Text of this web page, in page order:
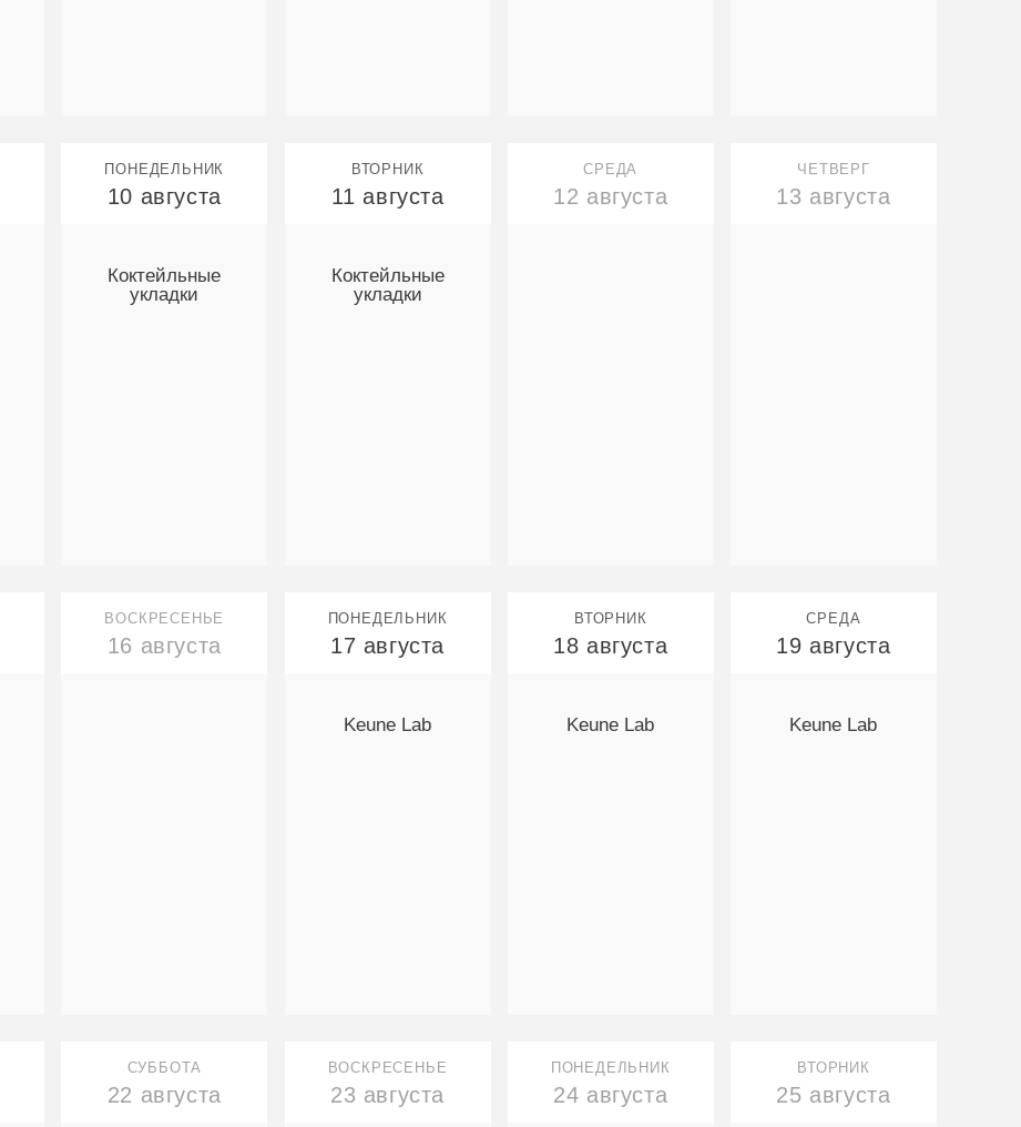
ПОНЕДЕЛЬНИК
10 августа
Коктейльные
укладки
ВТОРНИК
11 августа
Коктейльные
укладки
СРЕДА
12 августа
ЧЕТВЕРГ
13 августа
ВОСКРЕСЕНЬЕ
16 августа
ПОНЕДЕЛЬНИК
17 августа
Keune Lab
ВТОРНИК
18 августа
Keune Lab
СРЕДА
19 августа
Keune Lab
СУББОТА
22 августа
ВОСКРЕСЕНЬЕ
23 августа
ПОНЕДЕЛЬНИК
24 августа
ВТОРНИК
25 августа